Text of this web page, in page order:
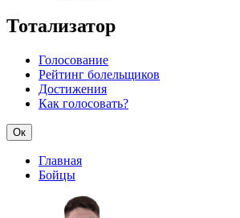
Тотализатор
Голосование
Рейтинг болельщиков
Достижения
Как голосовать?
Ок
Главная
Бойцы